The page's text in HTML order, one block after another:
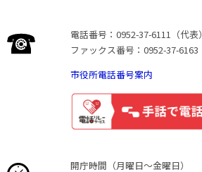
電話番号：0952-37-6111（代表）
ファックス番号：0952-37-6163
市役所電話番号案内
開庁時間（月曜日〜金曜日）